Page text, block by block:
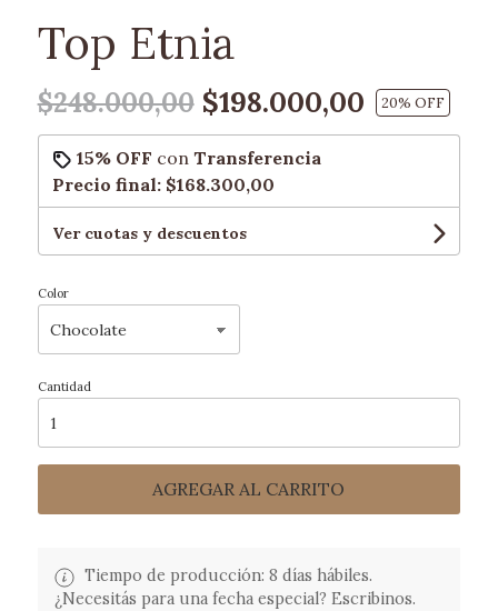
Top Etnia
$248.000,00$198.000,00 20% OFF
15% OFF con Transferencia
Precio final: $168.300,00
Ver cuotas y descuentos
Color
Cantidad
AGREGAR AL CARRITO
Tiempo de producción: 8 días hábiles.
¿Necesitás para una fecha especial? Escribinos.